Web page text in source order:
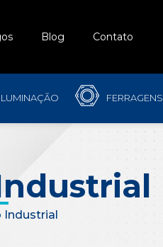
Blog Contato
ILUMINAÇÃO FERRAGENS
Industrial